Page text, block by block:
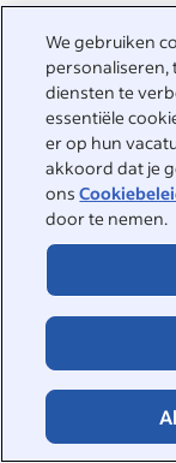
We gebruiken
personaliseren,
diensten te
essentiële
er op hun
akkoord dat je
ons
door te nemen.
I agree to
about its
Versturen